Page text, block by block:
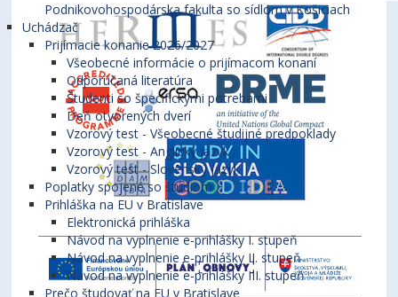
Podnikovohospodárska fakulta so sídlom v Košiciach
Uchádzač
Prijímacie konanie 2026/2027
Všeobecné informácie o prijímacom konaní
Odporúčaná literatúra
Študenti so špecifickými potrebami
Deň otvorených dverí
Vzorový test - Všeobecné študijné predpoklady
Vzorový test - Anglický jazyk
Vzorový test - Slovenský jazyk
Poplatky spojené so štúdiom
Prihláška na EU v Bratislave
Elektronická prihláška
Návod na vyplnenie e-prihlášky I. stupeň
Návod na vyplnenie e-prihlášky II. stupeň
Návod na vyplnenie e-prihlášky III. stupeň
Prečo študovať na EU v Bratislave